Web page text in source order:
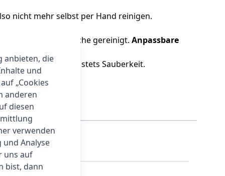
nicht mehr selbst per Hand reinigen.
somit mehr Bereiche gereinigt. Anpassbare
und garantiert stets Sauberkeit.
anbieten, die
und
„Cookies
anderen
diesen
verwenden
und Analyse
uns auf
bist, dann